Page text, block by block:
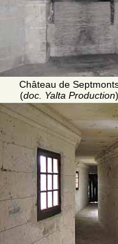
Château de
(doc. Yalta Production)